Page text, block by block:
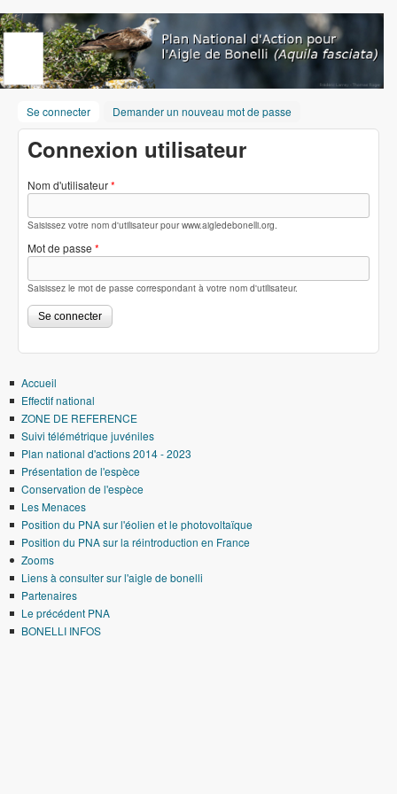
Aller au contenu principal
www.aigledebonelli.org
Se connecter (onglet actif)
Demander un nouveau mot de passe
Connexion utilisateur
Nom d'utilisateur*
Saisissez votre nom d'utilisateur pour www.aigledebonelli.org.
Mot de passe *
Saisissez le mot de passe correspondant à votre nom d'utilisateur.
Accueil
Effectif national
ZONE DE REFERENCE
Suivi télémétrique juvéniles
Plan national d'actions 2014 - 2023
Présentation de l'espèce
Conservation de l'espèce
Les Menaces
Position du PNA sur l'éolien et le photovoltaïque
Position du PNA sur la réintroduction en France
Zooms
Liens à consulter sur l'aigle de bonelli
Partenaires
Le précédent PNA
BONELLI INFOS